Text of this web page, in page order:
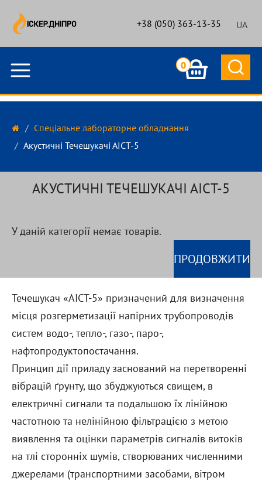
+38 (050) 363-13-35 UA
0
Спеціальне лабораторне обладнання
Акустичні Течешукачі АІСТ-5
АКУСТИЧНІ ТЕЧЕШУКАЧІ АІСТ-5
У даній категорії немає товарів.
ПРОДОВЖИТИ
Течешукач «АІСТ-5» призначений для визначення
місця розгерметизації напірних трубопроводів
систем водо-, тепло-, газо-, паро-,
нафтопродуктопостачання.
Принцип дії приладу заснований на перетворенні
вібрацій ґрунту, що збуджуються свищем, в
електричні сигнали та подальшою їх лінійною
частотною та нелінійною фільтрацією з метою
виявлення та оцінки параметрів сигналів витоків
на тлі сторонніх шумів, створюваних численними
джерелами (транспортними засобами, вітром